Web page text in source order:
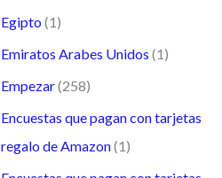
Egipto (1)
Emiratos Arabes Unidos (1)
Empezar(258)
Encuestas que pagan con tarjetas
regalo de Amazon(1)